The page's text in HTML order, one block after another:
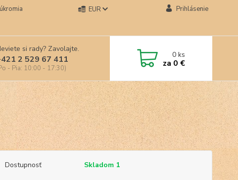
EUR Prihlásenie
si rady? Zavolajte.
2 529 67 411
- Pia: 10:00 - 17:30)
0ks
za 0 €
Dostupnosť Skladom 1